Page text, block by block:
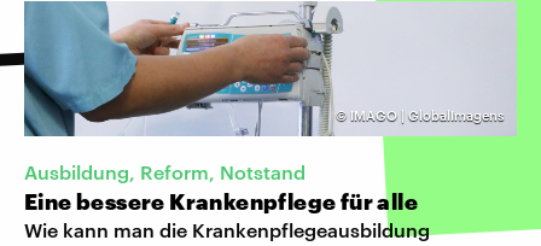
© IMAGO | GlobalImagens
Ausbildung, Reform, Notstand
Eine bessere Krankenpflege für alle
Wie kann man die Krankenpflegeausbildung